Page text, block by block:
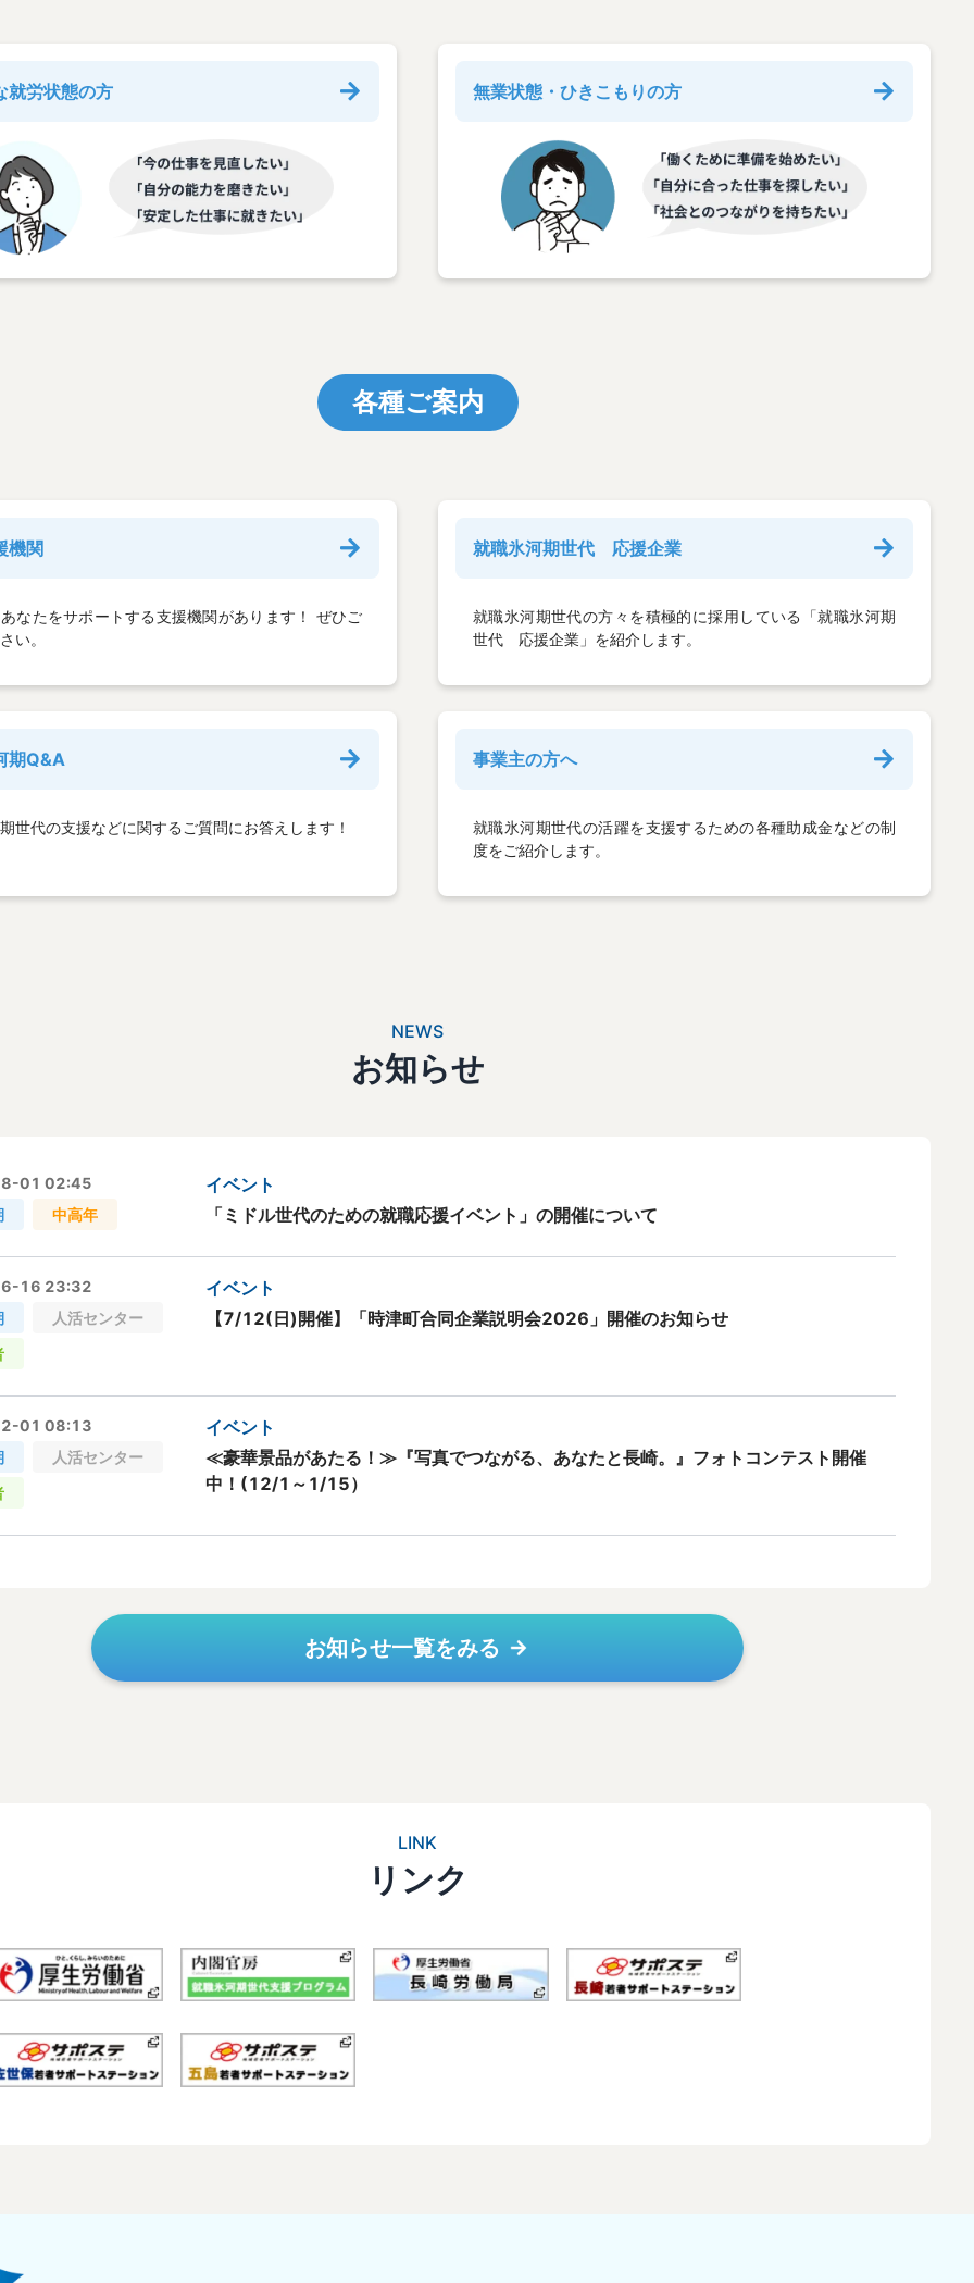
就労状態の方 無業状態・ひきこもりの方
各種ご案内
機関
なたをサポートする支援機関があります！ ぜひご
い。
就職氷河期世代 応援企業
就職氷河期世代の方々を積極的に採用している「就職氷河期
世代 応援企業」を紹介します。
期Q&A
世代の支援などに関するご質問にお答えします！
事業主の方へ
就職氷河期世代の活躍を支援するための各種助成金などの制
度をご紹介します。
NEWS
お知らせ
01 02:45
中高年
イベント
「ミドル世代のための就職応援イベント」の開催について
16 23:32
人活センター
イベント
【7/12(日)開催】「時津町合同企業説明会2026」開催のお知らせ
01 08:13
人活センター
イベント
≪豪華景品があたる！≫『写真でつながる、あなたと長崎。』フォトコンテスト開催
中！(12/1～1/15）
お知らせ一覧をみる
LINK
リンク